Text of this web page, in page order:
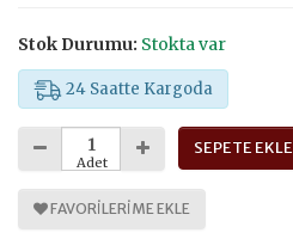
Stok Durumu: Stokta var
24 Saatte Kargoda
Adet
SEPETE EKLE
FAVORILERIME EKLE